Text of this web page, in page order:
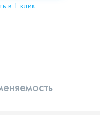
в 1 клик